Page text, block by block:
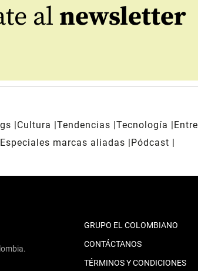
al newsletter
Cultura Tendencias Tecnología
Especiales marcas aliadas
Pódcast
GRUPO EL COLOMBIANO
CONTÁCTANOS
TÉRMINOS Y CONDICIONES